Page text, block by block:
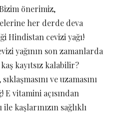
önerimiz,
her derde deva
Hindistan cevizi yağı!
yağının son zamanlarda
kayıtsız kalabilir?
ve uzamasını
E vitamini açısından
kaşlarınızın sağlıklı